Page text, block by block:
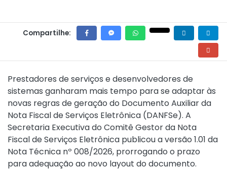
Compartilhe:
Prestadores de serviços e desenvolvedores de
sistemas ganharam mais tempo para se adaptar às
novas regras de geração do Documento Auxiliar da
Nota Fiscal de Serviços Eletrônica (DANFSe). A
Secretaria Executiva do Comitê Gestor da Nota
Fiscal de Serviços Eletrônica publicou a versão 1.01 da
Nota Técnica nº 008/2026, prorrogando o prazo
para adequação ao novo layout do documento.